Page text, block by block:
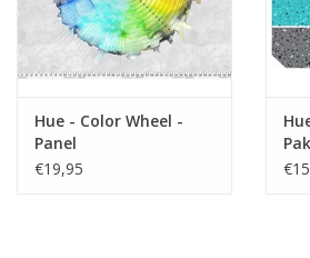
Hue - Color Wheel -
Panel
€19,95